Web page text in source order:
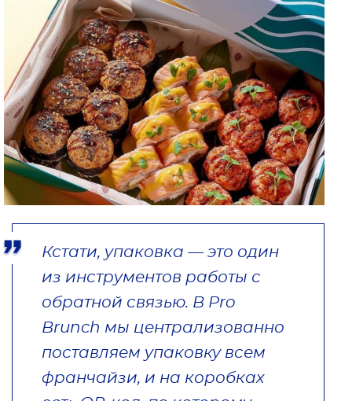
Кстати, упаковка — это один
из инструментов работы с
обратной связью. В Pro
Brunch мы централизованно
поставляем упаковку всем
франчайзи, и на коробках